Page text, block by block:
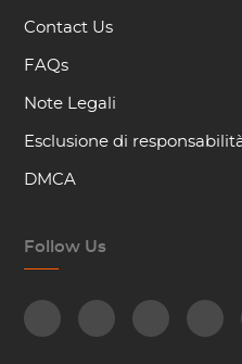
Contact Us
FAQs
Note Legali
Esclusione di
DMCA
Follow Us